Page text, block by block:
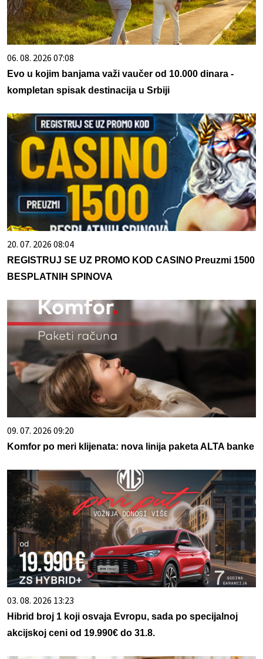
06. 08. 2026 07:08
Evo u kojim banjama važi vaučer od 10.000 dinara -
kompletan spisak destinacija u Srbiji
20. 07. 2026 08:04
REGISTRUJ SE UZ PROMO KOD CASINO Preuzmi 1500
BESPLATNIH SPINOVA
09. 07. 2026 09:20
Komfor po meri klijenata: nova linija paketa ALTA banke
03. 08. 2026 13:23
Hibrid broj 1 koji osvaja Evropu, sada po specijalnoj
akcijskoj ceni od 19.990€ do 31.8.